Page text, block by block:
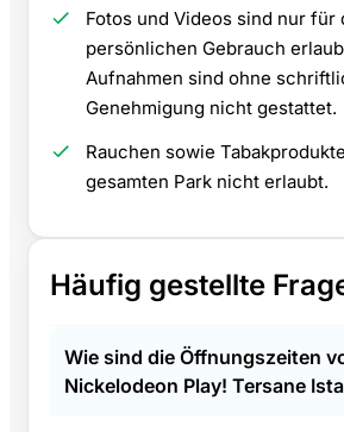
Fotos und Videos sind nur für
persönlichen Gebrauch
Aufnahmen sind ohne
Genehmigung nicht gestattet.
Rauchen sowie
gesamten Park nicht erlaubt.
Häufig gestellte
Wie sind die Öffnungszeiten
Nickelodeon Play! Tersane